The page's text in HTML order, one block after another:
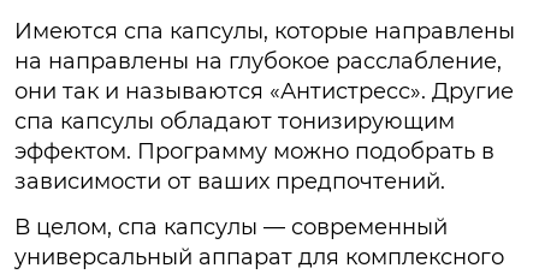
Имеются спа капсулы, которые направлены
на направлены на глубокое расслабление,
они так и называются «Антистресс». Другие
спа капсулы обладают тонизирующим
эффектом. Программу можно подобрать в
зависимости от ваших предпочтений.
В целом, спа капсулы — современный
универсальный аппарат для комплексного